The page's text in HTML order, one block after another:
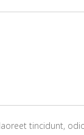
tincidunt,